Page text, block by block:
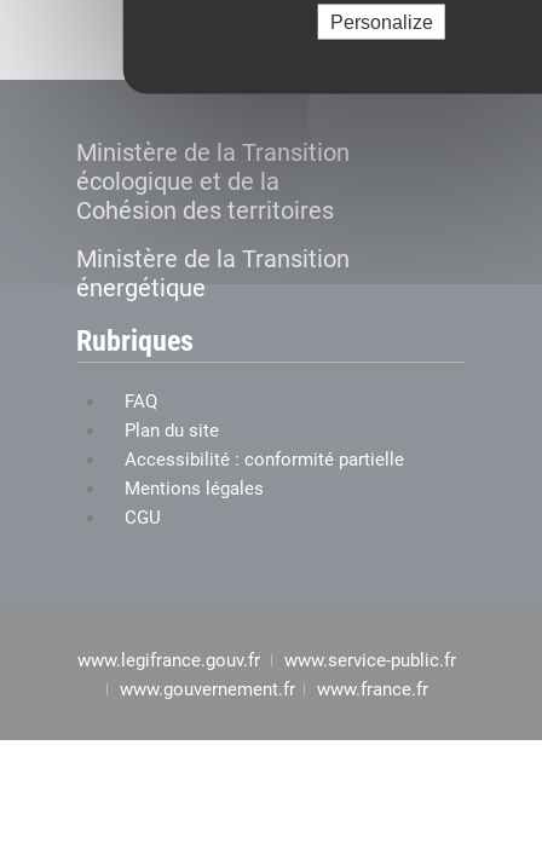
PersonalizeCréer le compte
Ministère de la Transition
écologique et de la
Cohésion des territoires
Ministère de la Transition
énergétique
Rubriques
FAQ
Plan du site
Accessibilité : conformité partielle
Mentions légales
CGU
www.legifrance.gouv.fr
www.service-public.fr
www.gouvernement.fr
www.france.fr